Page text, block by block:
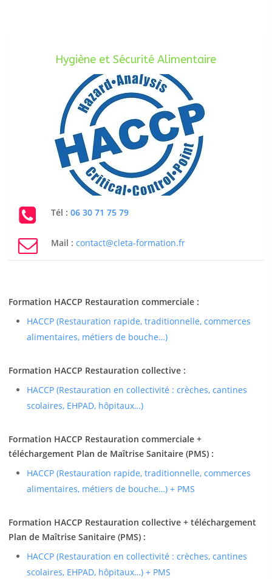
Hygiène et Sécurité Alimentaire
Tél : 06 30 71 75 79
Mail : contact@cleta-formation.fr
Formation HACCP Restauration commerciale :
HACCP (Restauration rapide, traditionnelle, commerces
alimentaires, métiers de bouche…)
Formation HACCP Restauration collective :
HACCP (Restauration en collectivité : crèches, cantines
scolaires, EHPAD, hôpitaux…)
Formation HACCP Restauration commerciale +
téléchargement Plan de Maîtrise Sanitaire (PMS) :
HACCP (Restauration rapide, traditionnelle, commerces
alimentaires, métiers de bouche…) + PMS
Formation HACCP Restauration collective + téléchargement
Plan de Maîtrise Sanitaire (PMS) :
HACCP (Restauration en collectivité : crèches, cantines
scolaires, EHPAD, hôpitaux…) + PMS